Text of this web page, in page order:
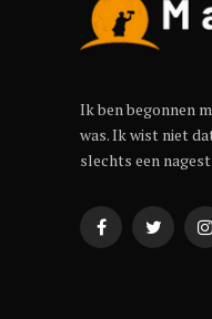
Ik ben begonnen
was. Ik wist niet
slechts een
FacebookTwitter